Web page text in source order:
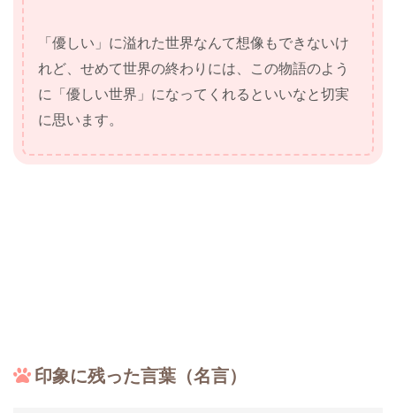
「優しい」に溢れた世界なんて想像もできないけ
れど、せめて世界の終わりには、この物語のよう
に「優しい世界」になってくれるといいなと切実
に思います。
印象に残った言葉（名言）